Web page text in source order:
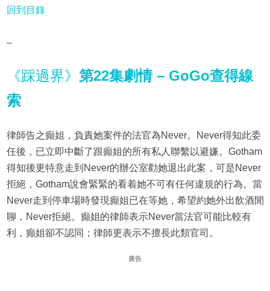
回到目錄
–
《踩過界》 第22集劇情 – GoGo查得線
索
律師告之癲姐，負責她案件的法官為Never。Never得知此委
任後，已立即中斷了跟癲姐的所有私人聯繫以避嫌。Gotham
得知後更特意走到Never的辦公室勸她退出此案，可是Never
拒絕，Gotham說會緊緊的看着她不可有任何違規的行為。當
Never走到停車場時發現癲姐已在等她，希望約她外出飲酒閒
聊，Never拒絕。癲姐的律師表示Never當法官可能比較有
利，癲姐卻不認同；律師更表示不擅長此類官司。
廣告